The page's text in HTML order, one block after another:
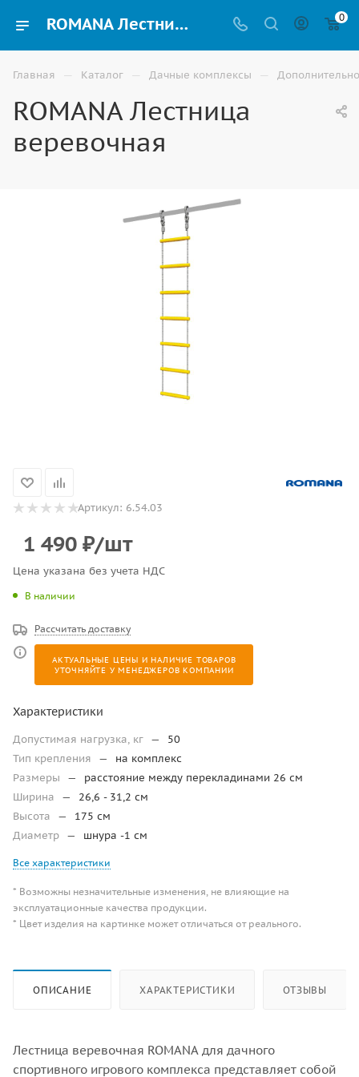
ROMANA Лестница веревочная для детских дачных спортивных комплексов на улицу купить в Москве 0
Главная — Каталог — Дачные комплексы —
ROMANA Лестница
веревочная
Артикул: 6.54.03
1 490 ₽/шт
Цена указана без учета НДС
В наличии
Рассчитать доставку
АКТУАЛЬНЫЕ ЦЕНЫ И НАЛИЧИЕ ТОВАРОВ
УТОЧНЯЙТЕ У МЕНЕДЖЕРОВ КОМПАНИИ
Характеристики
Допустимая нагрузка, кг —
50
Тип крепления
—
на комплекс
Размеры
—
расстояние между перекладинами 26 см
Ширина
—
26,6 - 31,2 см
Высота
—
175 см
Диаметр — шнура -1 см
Все характеристики
* Возможны незначительные изменения, не влияющие на
эксплуатационные качества продукции.
* Цвет изделия на картинке может отличаться от реального.
ОПИСАНИЕ ХАРАКТЕРИСТИКИ ОТЗЫВЫ
Лестница веревочная ROMANA для дачного
спортивного игрового комплекса представляет собой